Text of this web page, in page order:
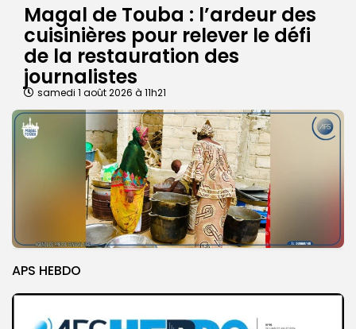
Magal de Touba : l’ardeur des
cuisinières pour relever le défi
de la restauration des
journalistes
samedi 1 août 2026 à 11h21
APS HEBDO